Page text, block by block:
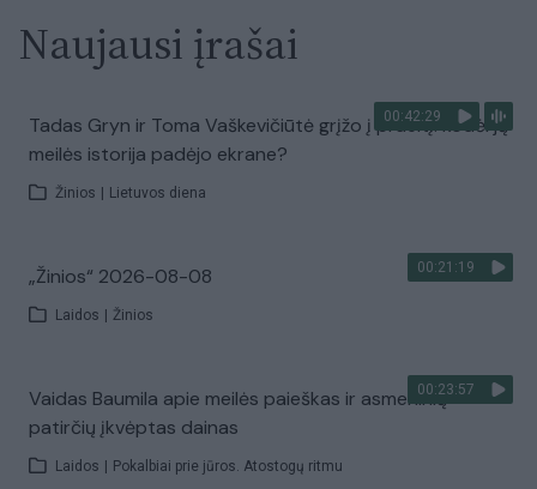
Naujausi įrašai
00:42:29
Tadas Gryn ir Toma Vaškevičiūtė grįžo į praeitį: kodėl jų
meilės istorija padėjo ekrane?
Žinios Lietuvos diena
00:21:19
„Žinios“ 2026-08-08
Laidos Žinios
00:23:57
Vaidas Baumila apie meilės paieškas ir asmeninių
patirčių įkvėptas dainas
Laidos Pokalbiai prie jūros. Atostogų ritmu